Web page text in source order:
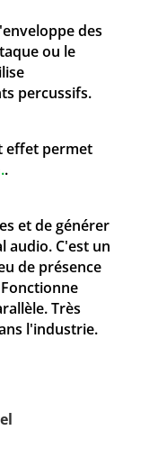
des
ou le
percussifs.
effet permet
.
et de générer
audio. C'est un
de présence
Très
l'industrie.